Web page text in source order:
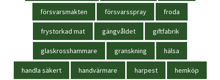
försvarsmakten försvarsspray froda
frystorkad mat gängvåldet giftfabrik
glaskrosshammare granskning hälsa
handla säkert handvärmare harpest hemköp